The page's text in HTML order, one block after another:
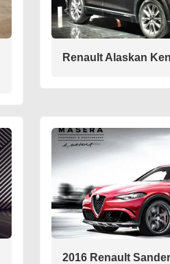
Renault Alaskan
2016 Renault